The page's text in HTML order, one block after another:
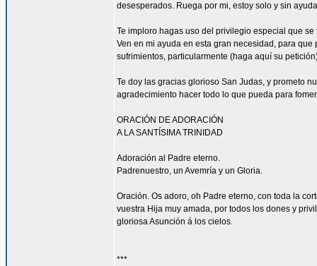
desesperados. Ruega por mi, estoy solo y sin
Te imploro hagas uso del privilegio especial que
Ven en mi ayuda en esta gran necesidad, para
sufrimientos, particularmente (haga aquí su
Te doy las gracias glorioso San Judas, y prometo
agradecimiento hacer todo lo que pueda para
ORACIÓN DE ADORACIÓN
A LA SANTÍSIMA TRINIDAD
Adoración al Padre eterno.
Padrenuestro, un Avemría y un Gloria.
Oración. Os adoro, oh Padre eterno, con toda la
vuestra Hija muy amada, por todos los dones y
gloriosa Asunción á los cielos.
***